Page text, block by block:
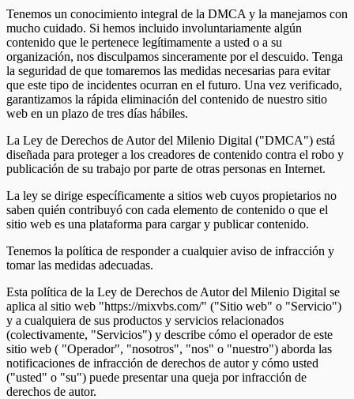
Tenemos un conocimiento integral de la DMCA y la manejamos con
mucho cuidado. Si hemos incluido involuntariamente algún
contenido que le pertenece legítimamente a usted o a su
organización, nos disculpamos sinceramente por el descuido. Tenga
la seguridad de que tomaremos las medidas necesarias para evitar
que este tipo de incidentes ocurran en el futuro. Una vez verificado,
garantizamos la rápida eliminación del contenido de nuestro sitio
web en un plazo de tres días hábiles.
La Ley de Derechos de Autor del Milenio Digital ("DMCA") está
diseñada para proteger a los creadores de contenido contra el robo y
publicación de su trabajo por parte de otras personas en Internet.
La ley se dirige específicamente a sitios web cuyos propietarios no
saben quién contribuyó con cada elemento de contenido o que el
sitio web es una plataforma para cargar y publicar contenido.
Tenemos la política de responder a cualquier aviso de infracción y
tomar las medidas adecuadas.
Esta política de la Ley de Derechos de Autor del Milenio Digital se
aplica al sitio web "https://mixvbs.com/" ("Sitio web" o "Servicio")
y a cualquiera de sus productos y servicios relacionados
(colectivamente, "Servicios") y describe cómo el operador de este
sitio web ( "Operador", "nosotros", "nos" o "nuestro") aborda las
notificaciones de infracción de derechos de autor y cómo usted
("usted" o "su") puede presentar una queja por infracción de
derechos de autor.